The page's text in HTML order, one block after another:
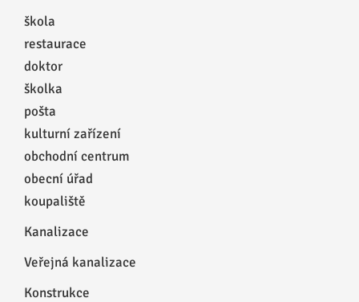
škola
restaurace
doktor
školka
pošta
kulturní zařízení
obchodní centrum
obecní úřad
koupaliště
Kanalizace
Veřejná kanalizace
Konstrukce